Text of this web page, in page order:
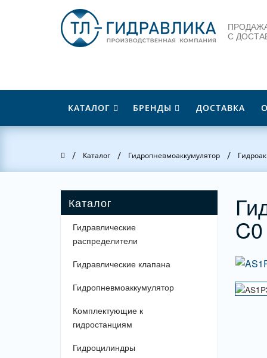
С
КАТАЛОГ БРЕНДЫ ДОСТАВКА
Главная
/ Каталог / Гидропневмоаккумулятор /
Гидравлические
распределители
Гидравлические клапана
Гидропневмоаккумулятор
Комплектующие к
гидростанциям
Гидроцилиндры
C0